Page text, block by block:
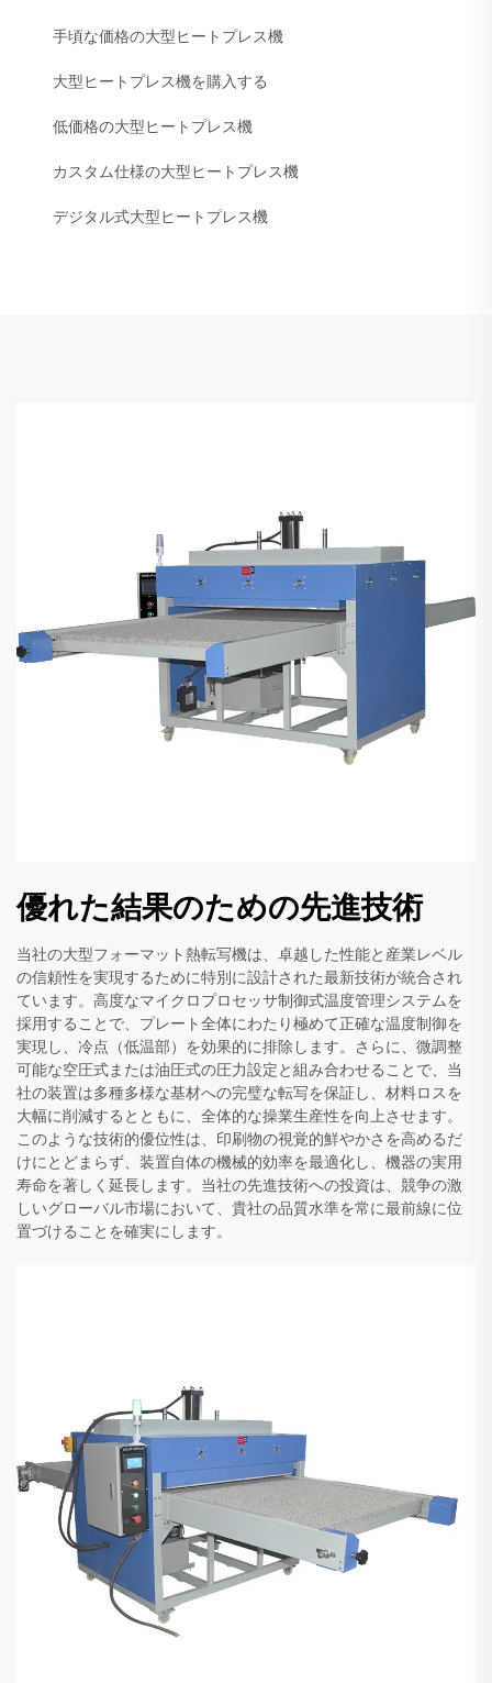
手頃な価格の大型ヒートプレス機
大型ヒートプレス機を購入する
低価格の大型ヒートプレス機
カスタム仕様の大型ヒートプレス機
デジタル式大型ヒートプレス機
優れた結果のための先進技術
当社の大型フォーマット熱転写機は、卓越した性能と産業レベル
の信頼性を実現するために特別に設計された最新技術が統合され
ています。高度なマイクロプロセッサ制御式温度管理システムを
採用することで、プレート全体にわたり極めて正確な温度制御を
実現し、冷点（低温部）を効果的に排除します。さらに、微調整
可能な空圧式または油圧式の圧力設定と組み合わせることで、当
社の装置は多種多様な基材への完璧な転写を保証し、材料ロスを
大幅に削減するとともに、全体的な操業生産性を向上させます。
このような技術的優位性は、印刷物の視覚的鮮やかさを高めるだ
けにとどまらず、装置自体の機械的効率を最適化し、機器の実用
寿命を著しく延長します。当社の先進技術への投資は、競争の激
しいグローバル市場において、貴社の品質水準を常に最前線に位
置づけることを確実にします。